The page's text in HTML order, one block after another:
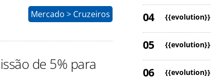
Mercado > Cruzeiros
de 5% para
{{evolution}}
{{evolution}}
{{evolution}}